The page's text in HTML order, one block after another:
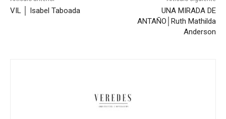
VIL │ Isabel Taboada
UNA MIRADA DE
ANTAÑO│Ruth Mathilda
Anderson